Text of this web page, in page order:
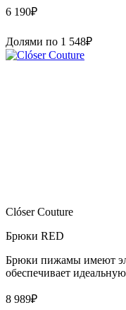
6 190₽
Долями по 1 548₽
Clóser Couture
Брюки RED
Брюки пижамы имеют
обеспечивает
8 989₽